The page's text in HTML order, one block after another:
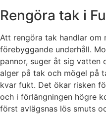
Rengöra tak i
Att rengöra tak handlar om
förebyggande underhåll.
pannor, suger åt sig vatten
alger på tak och mögel på
kvar fukt. Det ökar risken
och i förlängningen högre
först avlägsnas lös smuts